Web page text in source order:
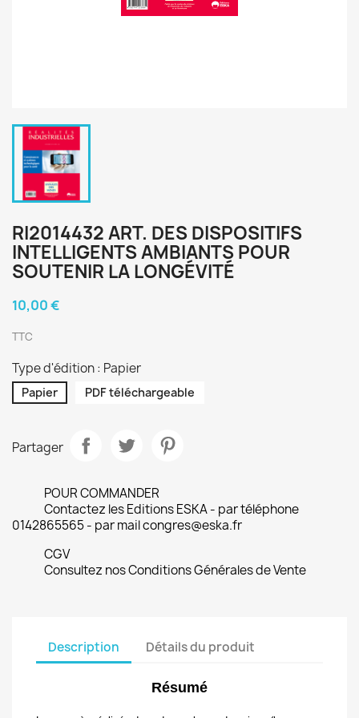
RI2014432 ART. DES DISPOSITIFS
INTELLIGENTS AMBIANTS POUR
SOUTENIR LA LONGÉVITÉ
10,00 €
TTC
Type d'édition : Papier
Papier PDF téléchargeable
Partager
POUR COMMANDER
Contactez les Editions ESKA - par téléphone
0142865565 - par mail congres@eska.fr
CGV
Consultez nos Conditions Générales de Vente
Description Détails du produit
Résumé